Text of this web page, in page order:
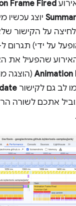
Frame Fired
יוצג עכשיו
על הקישור
שהפעיל את
Animation(הוצגה
לב גם לקישור @
אתכם לשורה